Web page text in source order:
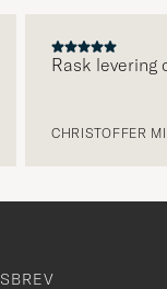
Rask levering
CHRISTOFFER